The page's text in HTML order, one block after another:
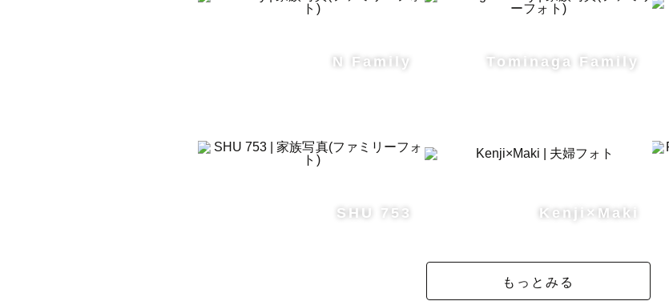
N Family Tominaga Family
SHU 753 Kenji×Maki
もっとみる